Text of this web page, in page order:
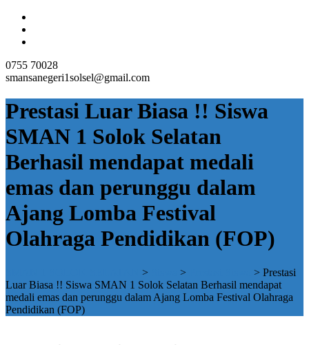
0755 70028
smansanegeri1solsel@gmail.com
Prestasi Luar Biasa !! Siswa
SMAN 1 Solok Selatan
Berhasil mendapat medali
emas dan perunggu dalam
Ajang Lomba Festival
Olahraga Pendidikan (FOP)
> > > Prestasi
Luar Biasa !! Siswa SMAN 1 Solok Selatan Berhasil mendapat
medali emas dan perunggu dalam Ajang Lomba Festival Olahraga
Pendidikan (FOP)